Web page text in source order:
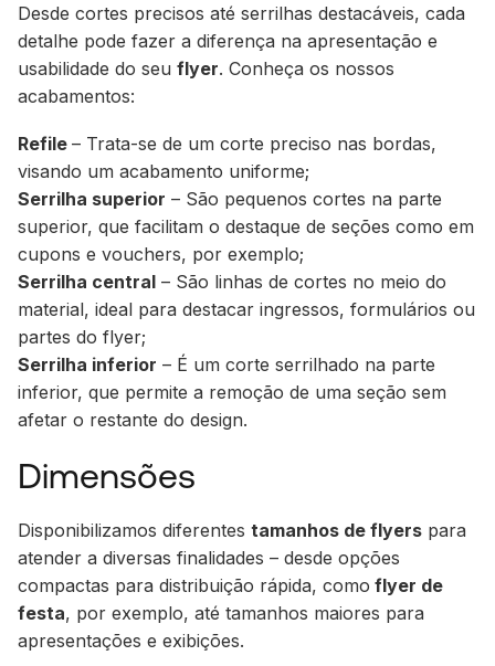
Desde cortes precisos até serrilhas destacáveis, cada
detalhe pode fazer a diferença na apresentação e
usabilidade do seu flyer. Conheça os nossos
acabamentos:
Refile – Trata-se de um corte preciso nas bordas,
visando um acabamento uniforme;
Serrilha superior – São pequenos cortes na parte
superior, que facilitam o destaque de seções como em
cupons e vouchers, por exemplo;
Serrilha central – São linhas de cortes no meio do
material, ideal para destacar ingressos, formulários ou
partes do flyer;
Serrilha inferior – É um corte serrilhado na parte
inferior, que permite a remoção de uma seção sem
afetar o restante do design.
Dimensões
Disponibilizamos diferentes tamanhos de flyers para
atender a diversas finalidades – desde opções
compactas para distribuição rápida, como flyer de
festa, por exemplo, até tamanhos maiores para
apresentações e exibições.